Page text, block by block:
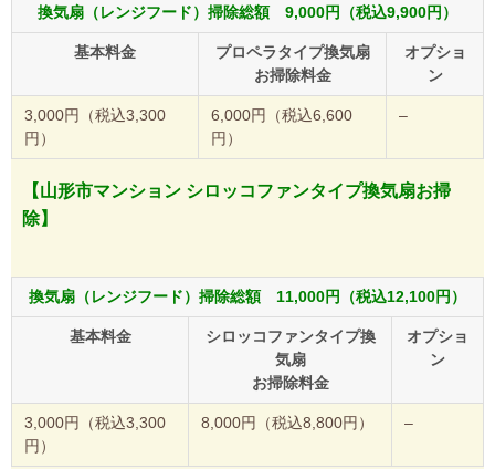
換気扇（レンジフード）掃除総額 9,000円（税込9,900円）
基本料金
プロペラタイプ換気扇
お掃除料金
オプショ
ン
3,000円（税込3,300
円）
6,000円（税込6,600
円）
–
【山形市マンション シロッコファンタイプ換気扇お掃
除】
換気扇（レンジフード）掃除総額 11,000円（税込12,100円）
基本料金
シロッコファンタイプ換
気扇
お掃除料金
オプショ
ン
3,000円（税込3,300
円）
8,000円（税込8,800円） –